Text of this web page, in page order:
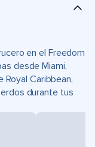
en el Freedom
desde Miami,
Royal Caribbean,
durante tus